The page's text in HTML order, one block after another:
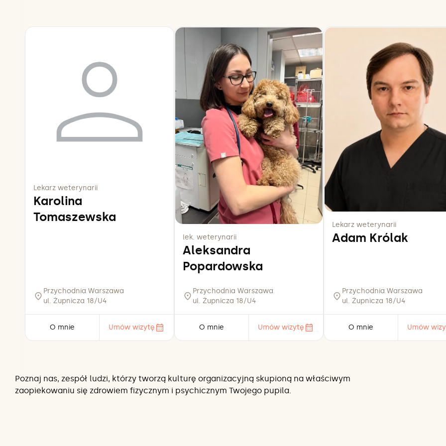
Lekarz weterynarii
Karolina
Tomaszewska
Przychodnia Warszawa
ul. Żupnicza 18/U4
O mnie Umów wizytę
lek. weterynarii
Aleksandra
Popardowska
Przychodnia Warszawa
ul. Żupnicza 18/U4
O mnie Umów wizytę
Lekarz weterynarii
Adam Królak
Przychodnia Warszawa
ul. Żupnicza 18/U4
O mnie Umów
Poznaj nas, zespół ludzi, którzy tworzą kulturę organizacyjną skupioną na właściwym
zaopiekowaniu się zdrowiem fizycznym i psychicznym Twojego pupila.